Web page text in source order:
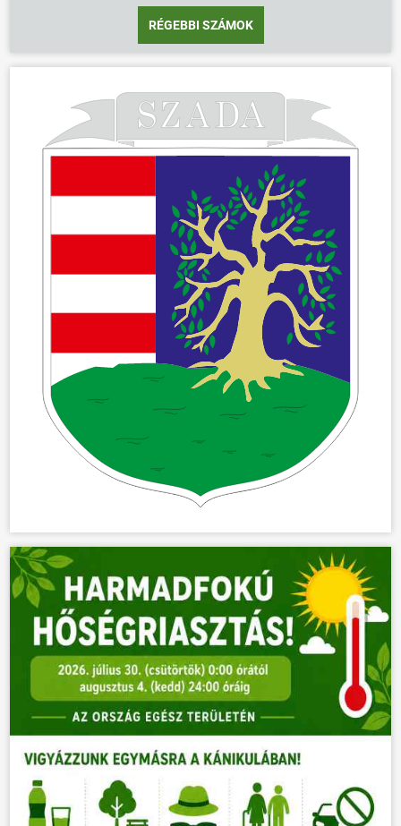
ÖNKORMÁNYZAT
ÜGYINTÉZÉS
KÖZÖSSÉG
HÍREK
VÁLASZTÁSOK
RÉGEBBI SZÁMOK